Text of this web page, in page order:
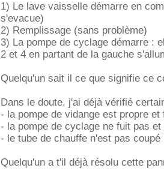
1) Le lave vaisselle démarre en
s'evacue)
2) Remplissage (sans problème)
3) La pompe de cyclage démarre :
2 et 4 en partant de la gauche
Quelqu'un sait il ce que signifie ce
Dans le doute, j'ai déjà vérifié
- la pompe de vidange est propre et
- la pompe de cyclage ne fuit pas
- le tube de chauffe n'est pas
Quelqu'un a t'il déjà résolu cette